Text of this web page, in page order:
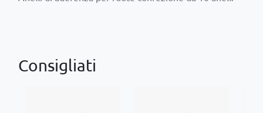
Consigliati